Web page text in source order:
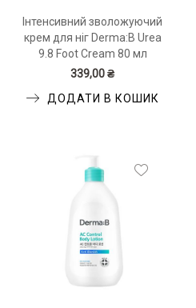
Інтенсивний зволожуючий
крем для ніг Derma:B Urea
9.8 Foot Cream 80 мл
339,00 ₴
ДОДАТИ В КОШИК